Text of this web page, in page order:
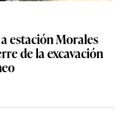
estación Morales
de la excavación